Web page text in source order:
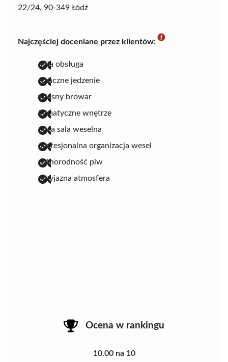
22/24, 90-349 Łódź
Najczęściej doceniane przez klientów:
miła obsługa
smaczne jedzenie
własny browar
klimatyczne wnętrze
duża sala weselna
profesjonalna organizacja wesel
różnorodność piw
przyjazna atmosfera
Ocena w rankingu
10.00 na 10